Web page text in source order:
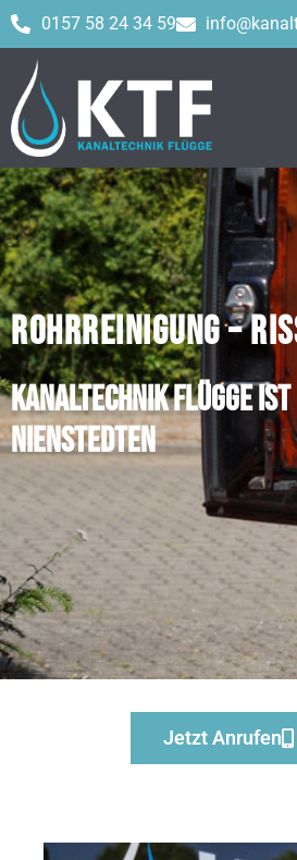
0157 58 24 34 59
ROHRREINIGUNG –
Kanaltechnik Flügge
Nienstedten
Jetzt Anrufen